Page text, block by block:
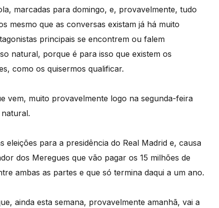
marcadas para domingo, e, provavelmente, tudo
mesmo que as conversas existam já há muito
principais se encontrem ou falem
natural, porque é para isso que existem os
como os quisermos qualificar.
vem, muito provavelmente logo na segunda-feira
para a presidência do Real Madrid e, causa
dos Meregues que vão pagar os 15 milhões de
ambas as partes e que só termina daqui a um ano.
ainda esta semana, provavelmente amanhã, vai a